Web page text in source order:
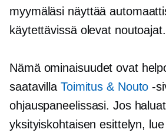
myymäläsi näyttää
käytettävissä olevat noutoajat.
Nämä ominaisuudet ovat
saatavilla Toimitus & Nouto -
ohjauspaneelissasi. Jos haluat
yksityiskohtaisen esittelyn,